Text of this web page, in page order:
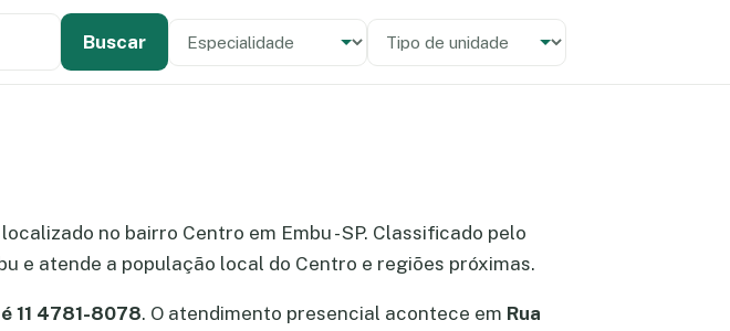
Buscar Especialidade
Tipo de unidade
localizado no bairro Centro em Embu - SP. Classificado pelo
e atende a população local do Centro e regiões próximas.
11 4781-8078. O atendimento presencial acontece em Rua